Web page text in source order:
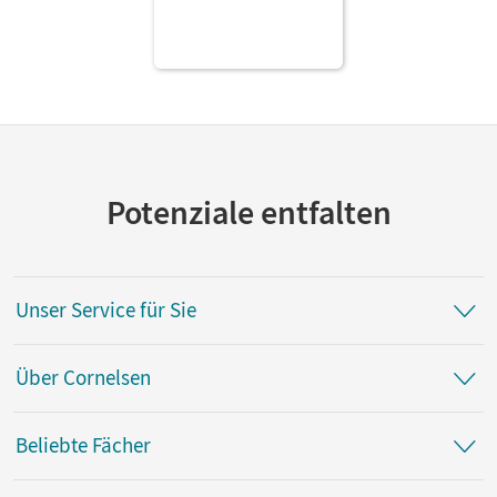
Potenziale entfalten
Unser Service für Sie
Über Cornelsen
Beliebte Fächer